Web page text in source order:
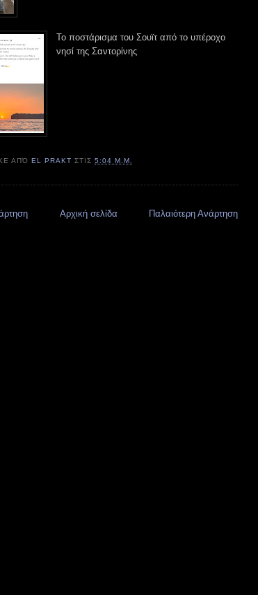
Το ποστάρισμα του Σουϊτ από το υπέροχο
νησί της Σαντορίνης
ΑΠΌEL PRAKT ΣΤΙΣ5:04 Μ.Μ.
Παλαιότερη Ανάρτηση
Αρχική σελίδα